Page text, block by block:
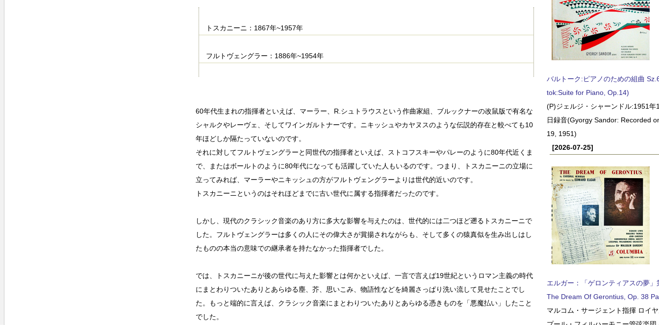
トスカニーニ：1867年~1957年
フルトヴェングラー：1886年~1954年
60年代生まれの指揮者といえば、マーラー、R.シュトラウスという作曲家組、ブルックナーの改鼠版で有名な
シャルクやレーヴェ、そしてワインガルトナーです。ニキッシュやカヤヌスのような伝説的存在と較べても10
年ほどしか隔たっていないのです。
それに対してフルトヴェングラーと同世代の指揮者といえば、ストコフスキーやパレーのように80年代近くま
で、またはボールトのように80年代になっても活躍していた人もいるのです。つまり、トスカニーニの立場に
立ってみれば、マーラーやニキッシュの方がフルトヴェングラーよりは世代的近いのです。
トスカニーニというのはそれほどまでに古い世代に属する指揮者だったのです。
しかし、現代のクラシック音楽のあり方に多大な影響を与えたのは、世代的には二つほど遡るトスカニーニで
した。フルトヴェングラーは多くの人にその偉大さが賞揚されながらも、そして多くの猿真似を生み出しはし
たものの本当の意味での継承者を持たなかった指揮者でした。
では、トスカニーニが後の世代に与えた影響とは何かといえば、一言で言えば19世紀というロマン主義の時代
にまとわりついたありとあらゆる塵、芥、思いこみ、物語性などを綺麗さっぱり洗い流して見せたことでし
た。もっと端的に言えば、クラシック音楽にまとわりついたありとあらゆる憑きものを「悪魔払い」したこと
でした。
バルトーク:ピアノのための組曲
tok:Suite for Piano, Op.14)
(P)ジェルジ・シャーンドル:1951年
日録音(Gyorgy Sandor: Recorded
19, 1951)
[2026-07-25]
エルガー：「ゲロンティアスの夢
The Dream Of Gerontius, Op. 38
マルコム・サージェント指揮 ロイ